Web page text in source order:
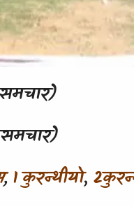
समचार)
, 1 कुरन्थीयो,